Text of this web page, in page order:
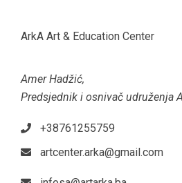
ArkA Art & Education Center
Amer Hadžić,
Predsjednik i osnivač udruženja
+38761255759
artcenter.arka@gmail.com